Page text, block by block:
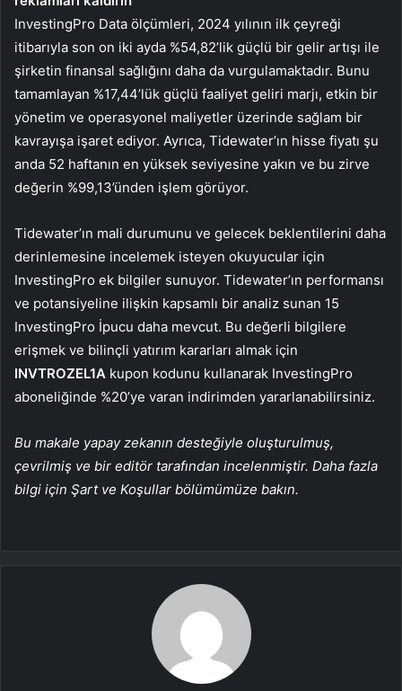
InvestingPro Data ölçümleri, 2024 yılının ilk çeyreği
itibarıyla son on iki ayda %54,82’lik güçlü bir gelir artışı ile
şirketin finansal sağlığını daha da vurgulamaktadır. Bunu
tamamlayan %17,44’lük güçlü faaliyet geliri marjı, etkin bir
yönetim ve operasyonel maliyetler üzerinde sağlam bir
kavrayışa işaret ediyor. Ayrıca, Tidewater’ın hisse fiyatı şu
anda 52 haftanın en yüksek seviyesine yakın ve bu zirve
değerin %99,13’ünden işlem görüyor.
Tidewater’ın mali durumunu ve gelecek beklentilerini daha
derinlemesine incelemek isteyen okuyucular için
InvestingPro ek bilgiler sunuyor. Tidewater’ın performansı
ve potansiyeline ilişkin kapsamlı bir analiz sunan 15
InvestingPro İpucu daha mevcut. Bu değerli bilgilere
erişmek ve bilinçli yatırım kararları almak için
INVTROZEL1A kupon kodunu kullanarak InvestingPro
aboneliğinde %20’ye varan indirimden yararlanabilirsiniz.
Bu makale yapay zekanın desteğiyle oluşturulmuş,
çevrilmiş ve bir editör tarafından incelenmiştir. Daha fazla
bilgi için Şart ve Koşullar bölümümüze bakın.